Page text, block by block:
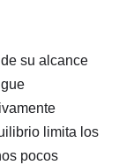
su alcance
limita los
pocos